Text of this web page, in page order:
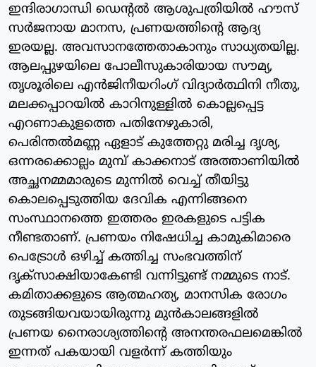
ഇന്ദിരാഗാന്ധി ഡെന്റല്‍ ആശുപത്രിയില്‍ ഹൗസ്
സര്‍ജനായ മാനസ, പ്രണയത്തിന്റെ ആദ്യ
ഇരയല്ല. അവസാനത്തേതാകാനും സാധ്യതയില്ല.
ആലപ്പുഴയിലെ പോലീസുകാരിയായ സൗമ്യ,
തൃശൂരിലെ എന്‍ജിനീയറിംഗ് വിദ്യാര്‍ത്ഥിനി നീതു,
മലക്കപ്പാറയില്‍ കാറിനുള്ളില്‍ കൊല്ലപ്പെട്ട
എറണാകുളത്തെ പതിനേഴുകാരി,
പെരിന്തല്‍മണ്ണ ഏളാട് കുത്തേറ്റു മരിച്ച ദൃശ്യ,
ഒന്നരക്കൊല്ലം മുമ്പ് കാക്കനാട് അത്താണിയില്‍
അച്ഛനമ്മമാരുടെ മുന്നില്‍ വെച്ച് തീയിട്ടു
കൊലപ്പെടുത്തിയ ദേവിക എന്നിങ്ങനെ
സംസ്ഥാനത്തെ ഇത്തരം ഇരകളുടെ പട്ടിക
നീണ്ടതാണ്. പ്രണയം നിഷേധിച്ച കാമുകിമാരെ
പെട്രോള്‍ ഒഴിച്ച് കത്തിച്ച സംഭവത്തിന്
ദൃക്സാക്ഷിയാകേണ്ടി വന്നിട്ടുണ്ട് നമ്മുടെ നാട്.
കമിതാക്കളുടെ ആത്മഹത്യ, മാനസിക രോഗം
തുടങ്ങിയവയായിരുന്നു മുന്‍കാലങ്ങളില്‍
പ്രണയ നൈരാശ്യത്തിന്റെ അനന്തരഫലമെങ്കില്‍
ഇന്നത് പകയായി വളര്‍ന്ന് കത്തിയും